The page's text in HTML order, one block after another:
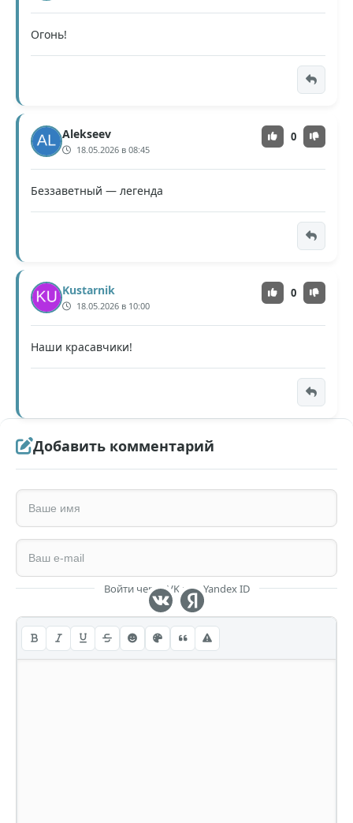
Огонь!
Alekseev
18.05.2026 в 08:45
0
Беззаветный — легенда
Kustarnik
18.05.2026 в 10:00
0
Наши красавчики!
Добавить комментарий
Войти через VK или Yandex ID